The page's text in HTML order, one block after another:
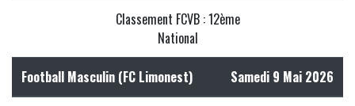
Classement FCVB : 12ème
National
Football Masculin (FC Limonest) Samedi 9 Mai 2026